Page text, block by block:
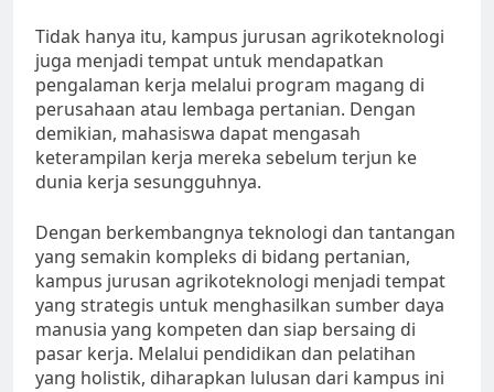
Tidak hanya itu, kampus jurusan agrikoteknologi
juga menjadi tempat untuk mendapatkan
pengalaman kerja melalui program magang di
perusahaan atau lembaga pertanian. Dengan
demikian, mahasiswa dapat mengasah
keterampilan kerja mereka sebelum terjun ke
dunia kerja sesungguhnya.
Dengan berkembangnya teknologi dan tantangan
yang semakin kompleks di bidang pertanian,
kampus jurusan agrikoteknologi menjadi tempat
yang strategis untuk menghasilkan sumber daya
manusia yang kompeten dan siap bersaing di
pasar kerja. Melalui pendidikan dan pelatihan
yang holistik, diharapkan lulusan dari kampus ini